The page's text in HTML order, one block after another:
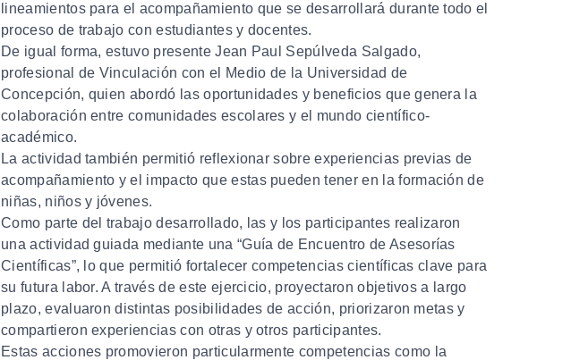
lineamientos para el acompañamiento que se desarrollará durante todo el
proceso de trabajo con estudiantes y docentes.
De igual forma, estuvo presenteJean Paul Sepúlveda Salgado,
profesional de Vinculación con el Medio de la Universidad de
Concepción, quien abordó las oportunidades y beneficios que genera la
colaboración entre comunidades escolares y el mundo científico-
académico.
La actividad también permitió reflexionar sobre experiencias previas de
acompañamiento y el impacto que estas pueden tener en la formación de
niñas, niños y jóvenes.
Como parte del trabajo desarrollado, las y los participantes realizaron
una actividad guiada mediante una “Guía de Encuentro de Asesorías
Científicas”, lo que permitió fortalecer competencias científicas clave para
su futura labor. A través de este ejercicio, proyectaron objetivos a largo
plazo, evaluaron distintas posibilidades de acción, priorizaron metas y
compartieron experiencias con otras y otros participantes.
Estas acciones promovieron particularmente competencias como la